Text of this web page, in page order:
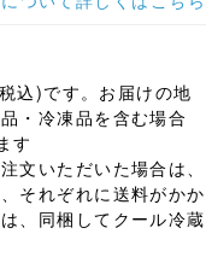
込)です。お届けの地
・冷凍品を含む場合
す
文いただいた場合は、
それぞれに送料がかか
、同梱してクール冷蔵